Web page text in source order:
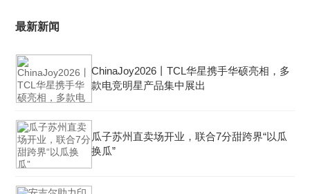
最新新闻
ChinaJoy2026丨TCL华星携手华硕亮相，多
款电竞明星产品集中展出
瓜子苏州直卖场开业，联合7分甜跨界“以瓜
换瓜”